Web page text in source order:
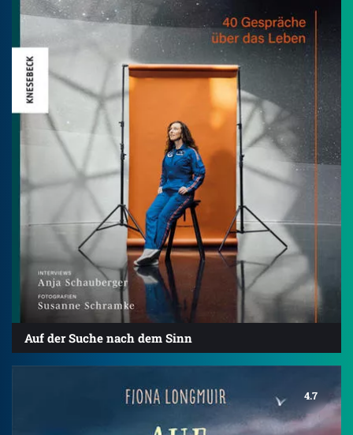
Auf der Suche nach dem Sinn
4.7